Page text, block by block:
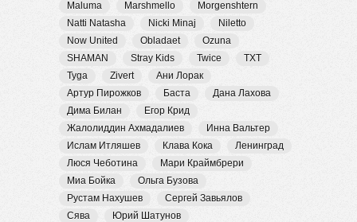
Maluma
Marshmello
Morgenshtern
Natti Natasha
Nicki Minaj
Niletto
Now United
Obladaet
Ozuna
SHAMAN
Stray Kids Twice
TXT
Tyga
Zivert
Ани Лорак
Артур Пирожков
Баста
Дана Лахова
Дима Билан
Егор Крид
Жалолиддин Ахмадалиев
Инна Вальтер
Ислам Итляшев
Клава Кока
Ленинград
Люся Чеботина
Мари Краймбрери
Миа Бойка
Ольга Бузова
Рустам Нахушев
Сергей Завьялов
Сява
Юрий Шатунов